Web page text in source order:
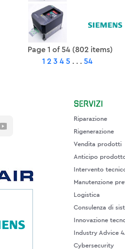
Page 1 of 54 (802 items)
1 2 3 4 5 . . . 54
SERVIZI
Riparazione
Rigenerazione
Vendita prodotti
Anticipo
Intervento
Manutenzione
Logistica
Consulenza di
Innovazione
Industry Advice
Cybersecurity